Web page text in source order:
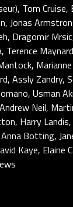
Tom
Jonas
Dragomir
Terence
Assly Zandry,
Usman
Neil,
Harry
Botting,
Kaye, Elaine